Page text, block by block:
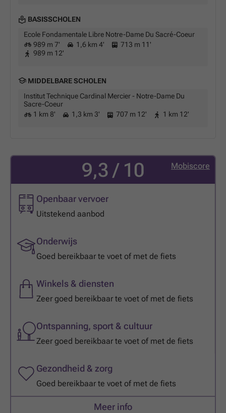
BASISSCHOLEN
Ecole Fondamentale Libre Notre-Dame Du Sacré-Coeur
989 m 7'
1,6 km 4'
713 m 11'
989 m 12'
MIDDELBARE SCHOLEN
Institut Technique Cardinal Mercier - Notre-Dame Du
Sacre-Coeur
1 km 8'
1,3 km 3' 707 m 12' 1 km 12'
Mobiscore
9,3 / 10
Openbaar vervoer
Uitstekend aanbod
Onderwijs
Goed bereikbaar te voet of met de fiets
Winkels & diensten
Zeer goed bereikbaar te voet of met de fiets
Ontspanning, sport & cultuur
Zeer goed bereikbaar te voet of met de fiets
Gezondheid & zorg
Goed bereikbaar te voet of met de fiets
Meer info